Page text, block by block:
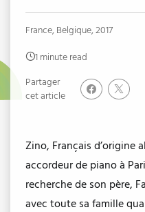
France, Belgique, 2017
1 minute read
Partager
cet article
Zino, Français d’origine
accordeur de piano à
recherche de son père,
avec toute sa famille